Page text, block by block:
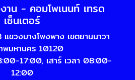
าน - คอมโพเนนท์ เทรด
เซ็นเตอร์
ขวงบางโพงพาง เขตยานนาวา
พมหานคร 10120
17:00, เสาร์ เวลา 08:00-
12:00